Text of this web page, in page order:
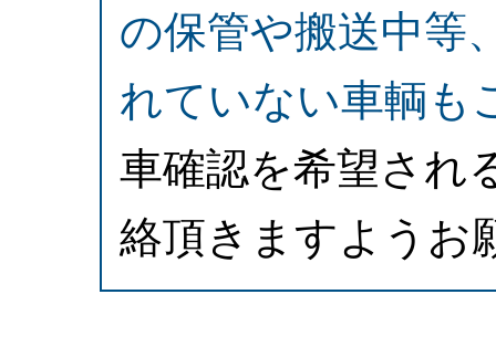
の保管や搬送中等
れていない車輌も
車確認を希望され
絡頂きますようお